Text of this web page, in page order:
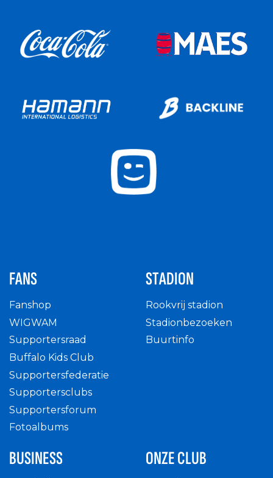
FANS
Fanshop
WIGWAM
Supportersraad
Buffalo Kids Club
Supportersfederatie
Supportersclubs
Supportersforum
Fotoalbums
STADION
Rookvrij stadion
Stadionbezoeken
Buurtinfo
BUSINESS ONZE CLUB